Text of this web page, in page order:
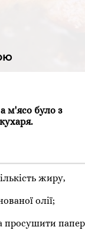
м'ясо було з
жиру,
олії;
просушити